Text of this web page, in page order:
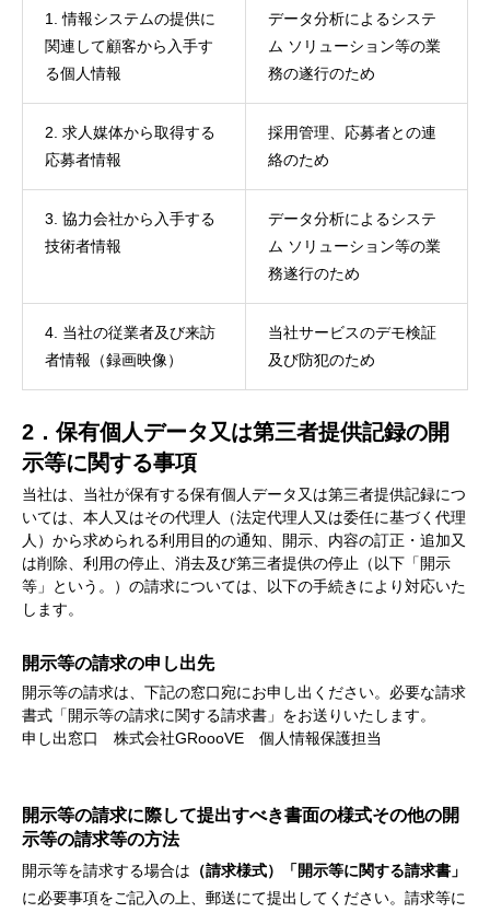
1. 情報システムの提供に
関連して顧客から入手す
る個人情報
データ分析によるシステ
ム ソリューション等の業
務の遂行のため
2. 求人媒体から取得する
応募者情報
採用管理、応募者との連
絡のため
3. 協力会社から入手する
技術者情報
データ分析によるシステ
ム ソリューション等の業
務遂行のため
4. 当社の従業者及び来訪
者情報（録画映像）
当社サービスのデモ検証
及び防犯のため
2．保有個人データ又は第三者提供記録の開
示等に関する事項
当社は、当社が保有する保有個人データ又は第三者提供記録につ
いては、本人又はその代理人（法定代理人又は委任に基づく代理
人）から求められる利用目的の通知、開示、内容の訂正・追加又
は削除、利用の停止、消去及び第三者提供の停止（以下「開示
等」という。）の請求については、以下の手続きにより対応いた
します。
開示等の請求の申し出先
開示等の請求は、下記の窓口宛にお申し出ください。必要な請求
書式「開示等の請求に関する請求書」をお送りいたします。
申し出窓口 株式会社GRoooVE 個人情報保護担当
開示等の請求に際して提出すべき書面の様式その他の開
示等の請求等の方法
開示等を請求する場合は （請求様式）「開示等に関する請求書」
に必要事項をご記入の上、郵送にて提出してください。請求等に